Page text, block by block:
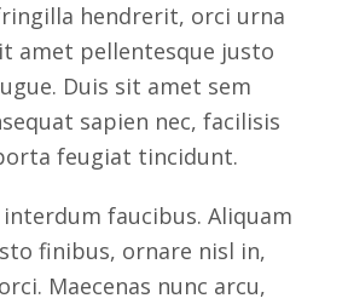
hendrerit, orci urna
amet pellentesque justo
Duis sit amet sem
sapien nec, facilisis
feugiat tincidunt.
faucibus. Aliquam
finibus, ornare nisl in,
Maecenas nunc arcu,